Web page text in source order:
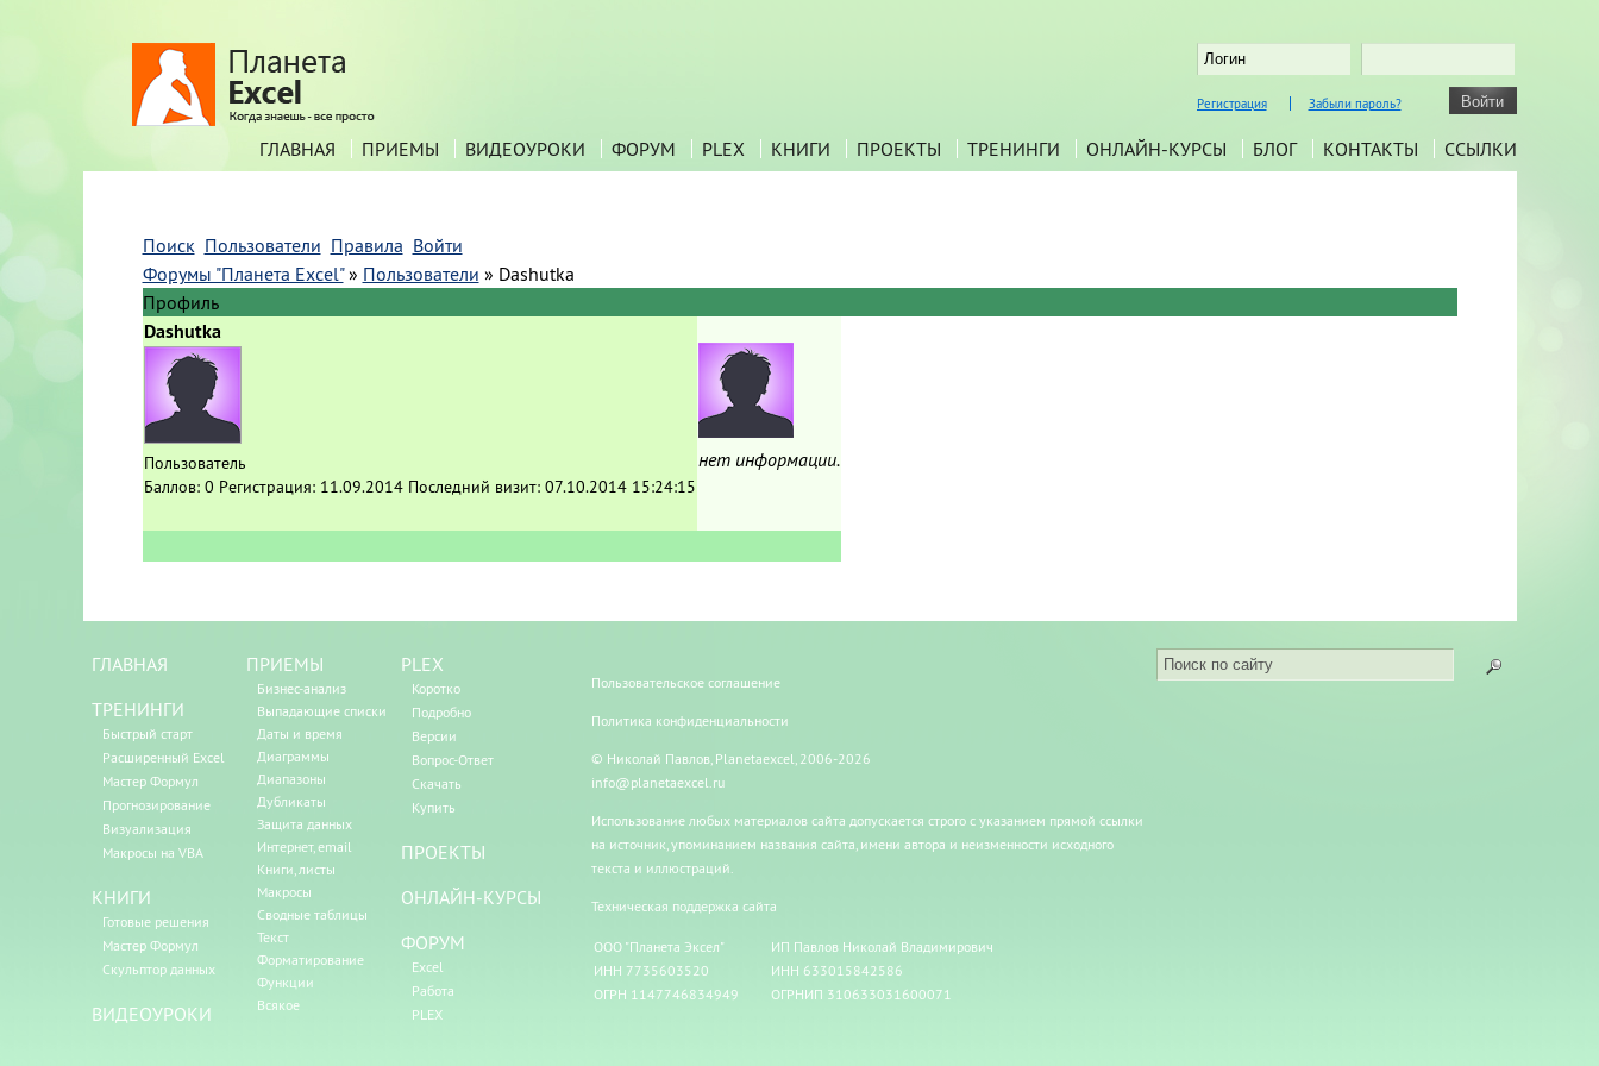
Регистрация Забыли пароль?
ГЛАВНАЯ ПРИЕМЫ ВИДЕОУРОКИ ФОРУМ PLEX КНИГИ ПРОЕКТЫ ТРЕНИНГИ ОНЛАЙН-КУРСЫ БЛОГ КОНТАКТЫ ССЫЛКИ
Поиск Пользователи Правила Войти
Форумы "Планета Excel" » Пользователи » Dashutka
Профиль
Dashutka
Пользователь
Баллов: 0 Регистрация: 11.09.2014 Последний визит: 07.10.2014 15:24:15
нет информации.
ГЛАВНАЯ
ТРЕНИНГИ
Быстрый старт
Расширенный Excel
Мастер Формул
Прогнозирование
Визуализация
Макросы на VBA
КНИГИ
Готовые решения
Мастер Формул
Скульптор данных
ВИДЕОУРОКИ
ПРИЕМЫ
Бизнес-анализ
Выпадающие списки
Даты и время
Диаграммы
Диапазоны
Дубликаты
Защита данных
Интернет, email
Книги, листы
Макросы
Сводные таблицы
Текст
Форматирование
Функции
Всякое
PLEX
Коротко
Подробно
Версии
Вопрос-Ответ
Скачать
Купить
ПРОЕКТЫ
ОНЛАЙН-КУРСЫ
ФОРУМ
Excel
Работа
PLEX
Пользовательское соглашение
Политика конфиденциальности
© Николай Павлов, Planetaexcel, 2006-2026
info@planetaexcel.ru
Использование любых материалов сайта допускается строго с указанием прямой ссылки
на источник, упоминанием названия сайта, имени автора и неизменности исходного
текста и иллюстраций.
Техническая поддержка сайта
ООО "Планета Эксел"
ИНН 7735603520
ОГРН 1147746834949
ИП Павлов Николай Владимирович
ИНН 633015842586
ОГРНИП 310633031600071